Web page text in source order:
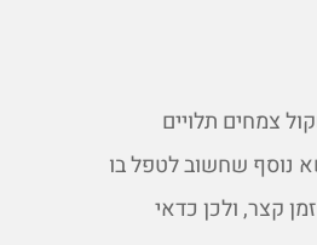
צמחים תלויים
נוסף שחשוב לטפל בו
קצר, ולכן כדאי